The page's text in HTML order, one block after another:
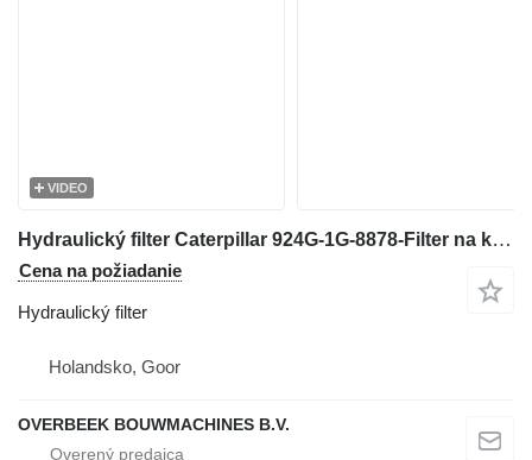
VIDEO
Hydraulický filter Caterpillar 924G-1G-8878-Filter na kolesového nakladača
Cena na požiadanie
Hydraulický filter
Holandsko, Goor
OVERBEEK BOUWMACHINES B.V.